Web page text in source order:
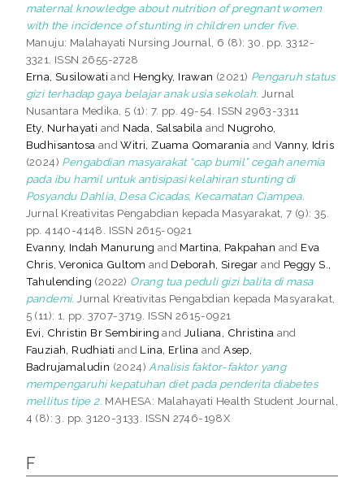
maternal knowledge about nutrition of pregnant women
with the incidence of stunting in children under five.
Manuju: Malahayati Nursing Journal, 6 (8): 30. pp. 3312-
3321. ISSN 2655-2728
Erna, Susilowati and Hengky, Irawan (2021) Pengaruh status
gizi terhadap gaya belajar anak usia sekolah. Jurnal
Nusantara Medika, 5 (1): 7. pp. 49-54. ISSN 2963-3311
Ety, Nurhayati and Nada, Salsabila and Nugroho,
Budhisantosa andWitri, Zuama Qomarania andVanny, Idris
(2024) Pengabdian masyarakat “cap bumil” cegah anemia
pada ibu hamil untuk antisipasi kelahiran stunting di
Posyandu Dahlia, Desa Cicadas, Kecamatan Ciampea.
Jurnal Kreativitas Pengabdian kepada Masyarakat, 7 (9): 35.
pp. 4140-4148. ISSN 2615-0921
Evanny, Indah Manurung and Martina, Pakpahan and Eva
Chris, Veronica Gultom and Deborah, Siregar and Peggy S.,
Tahulending (2022) Orang tua peduli gizi balita di masa
pandemi. Jurnal Kreativitas Pengabdian kepada Masyarakat,
5 (11): 1. pp. 3707-3719. ISSN 2615-0921
Evi, Christin Br Sembiring andJuliana, Christina and
Fauziah, Rudhiati and Lina, Erlina andAsep,
Badrujamaludin (2024) Analisis faktor-faktor yang
mempengaruhi kepatuhan diet pada penderita diabetes
mellitus tipe 2. MAHESA: Malahayati Health Student Journal,
4 (8): 3. pp. 3120-3133. ISSN 2746-198X
F